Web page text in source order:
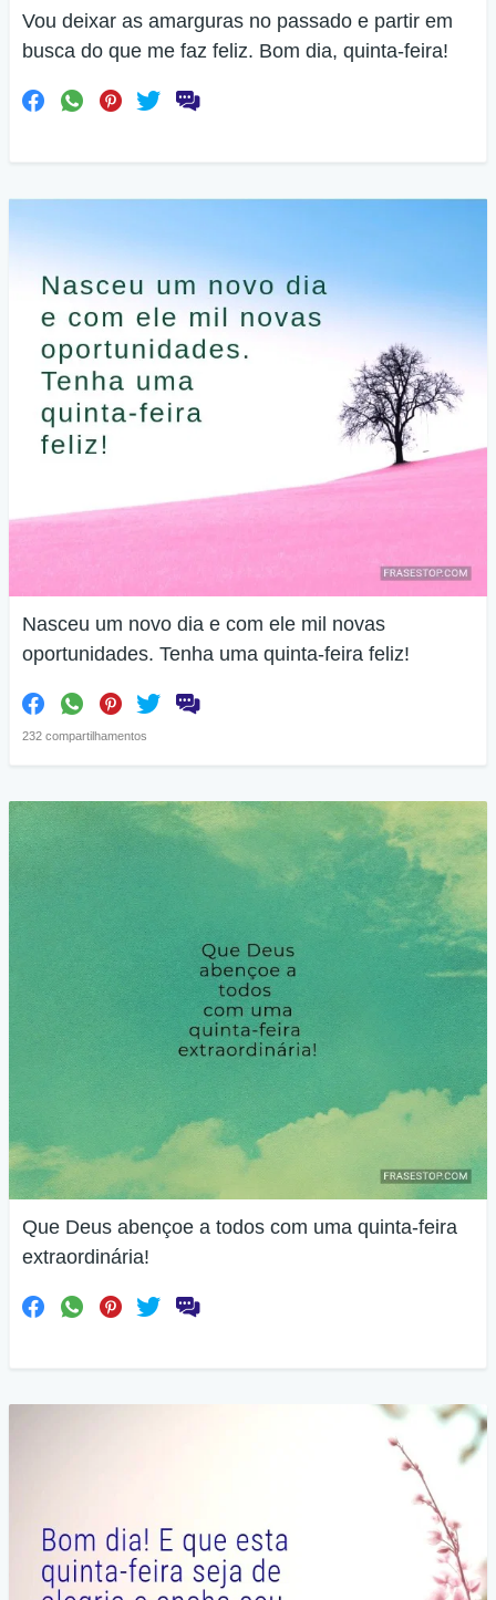
Vou deixar as amarguras no passado e partir em
busca do que me faz feliz. Bom dia, quinta-feira!
Nasceu um novo dia e com ele mil novas
oportunidades. Tenha uma quinta-feira feliz!
232 compartilhamentos
Que Deus abençoe a todos com uma quinta-feira
extraordinária!